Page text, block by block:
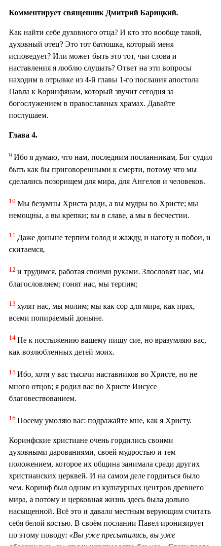
Комментирует священник Дмитрий Барицкий.
Как найти себе духовного отца? И кто это вообще такой,
духовный отец? Это тот батюшка, который меня
исповедует? Или может быть это тот, чьи слова и
наставления я люблю слушать? Ответ на эти вопросы
находим в отрывке из 4-й главы 1-го послания апостола
Павла к Коринфянам, который звучит сегодня за
богослужением в православных храмах. Давайте
послушаем.
Глава 4.
9 Ибо я думаю, что нам, последним посланникам, Бог судил
быть как бы приговоренными к смерти, потому что мы
сделались позорищем для мира, для Ангелов и человеков.
10 Мы безумны Христа ради, а вы мудры во Христе; мы
немощны, а вы крепки; вы в славе, а мы в бесчестии.
11 Даже доныне терпим голод и жажду, и наготу и побои, и
скитаемся,
12 и трудимся, работая своими руками. Злословят нас, мы
благословляем; гонят нас, мы терпим;
13 хулят нас, мы молим; мы как сор для мира, как прах,
всеми попираемый доныне.
14 Не к постыжению вашему пишу сие, но вразумляю вас,
как возлюбленных детей моих.
15 Ибо, хотя у вас тысячи наставников во Христе, но не
много отцов; я родил вас во Христе Иисусе
благовествованием.
16 Посему умоляю вас: подражайте мне, как я Христу.
Коринфские христиане очень гордились своими
духовными дарованиями, своей мудростью и тем
положением, которое их община занимала среди других
христианских церквей. И на самом деле гордиться было
чем. Коринф был одним из культурных центров древнего
мира, а потому и церковная жизнь здесь была дольно
насыщенной. Всё это и давало местным верующим считать
себя белой костью. В своём послании Павел иронизирует
по этому поводу: «Вы уже пресытились, вы уже